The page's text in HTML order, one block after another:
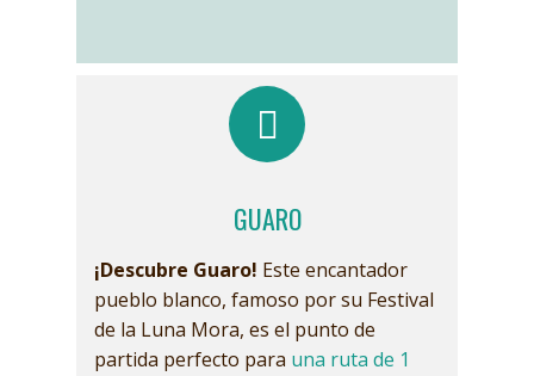
GUARO
¡Descubre Guaro! Este encantador
pueblo blanco, famoso por su Festival
de la Luna Mora, es el punto de
partida perfecto para una ruta de 1